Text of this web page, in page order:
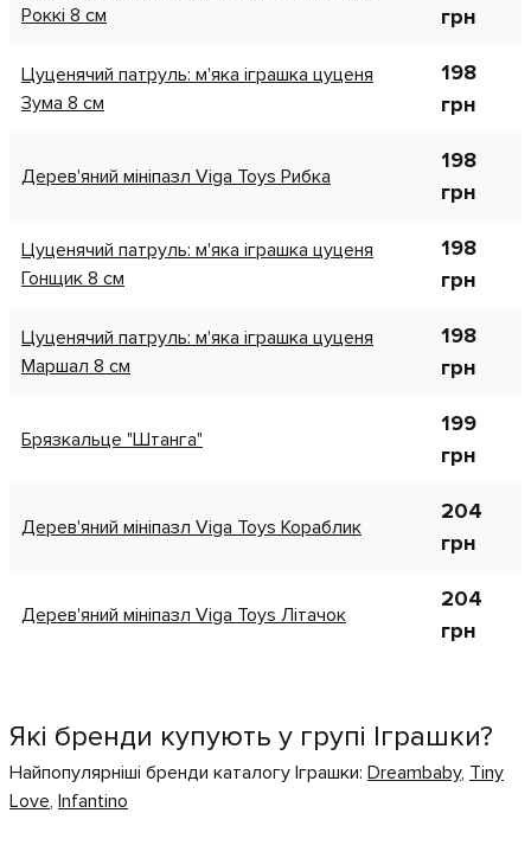
Роккі 8 см
грн
Цуценячий патруль: м'яка іграшка цуценя
Зума 8 см
198
грн
Дерев'яний мініпазл Viga Toys Рибка
198
грн
Цуценячий патруль: м'яка іграшка цуценя
Гонщик 8 см
198
грн
Цуценячий патруль: м'яка іграшка цуценя
Маршал 8 см
198
грн
Брязкальце "Штанга"
199
грн
Дерев'яний мініпазл Viga Toys Кораблик
204
грн
Дерев'яний мініпазл Viga Toys Літачок
204
грн
Які бренди купують у групі Іграшки?
Найпопулярніші бренди каталогу Іграшки: Dreambaby, Tiny
Love, Infantino